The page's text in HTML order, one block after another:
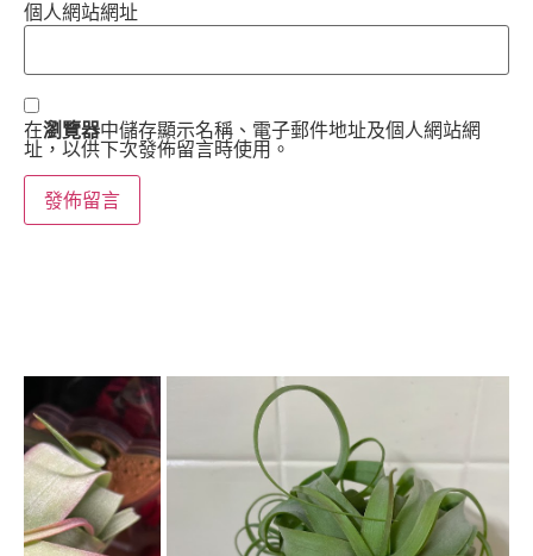
個人網站網址
在瀏覽器中儲存顯示名稱、電子郵件地址及個人網站網
址，以供下次發佈留言時使用。